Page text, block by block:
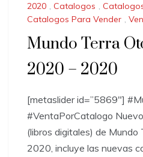
2020 , Catalogos ,
Catalogos Para Vender ,
Mundo Terra
2020 – 2020
[metaslider id=”5869″]
#VentaPorCatalogo
(libros digitales) de Mundo
2020, incluye las nuevas